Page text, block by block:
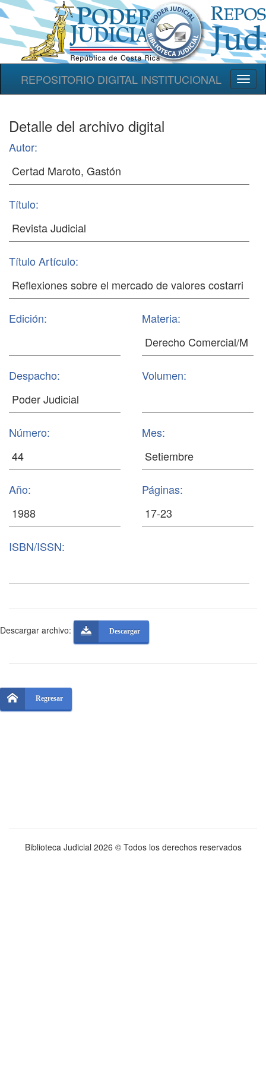
REPOSITORIO DIGITAL INSTITUCIONAL
Detalle del archivo digital
Autor:
Título:
Título Artículo:
Edición: Materia:
Despacho: Volumen:
Número: Mes:
Año: Páginas:
ISBN/ISSN:
Descargar archivo: Descargar
Regresar
Biblioteca Judicial 2026 © Todos los derechos reservados